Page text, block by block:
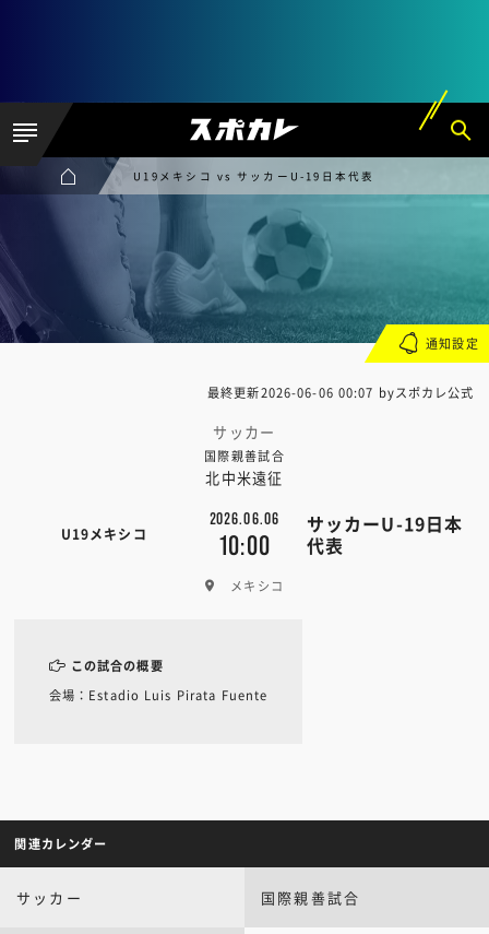
U19メキシコ vs サッカーU-19日本代表
最終更新2026-06-06 00:07 byスポカレ公式
サッカー
国際親善試合
北中米遠征
U19メキシコ
2026.06.06
10:00
サッカーU-19日本
代表
メキシコ
通知設定
この試合の概要
会場：Estadio Luis Pirata Fuente
関連カレンダー
サッカー 国際親善試合